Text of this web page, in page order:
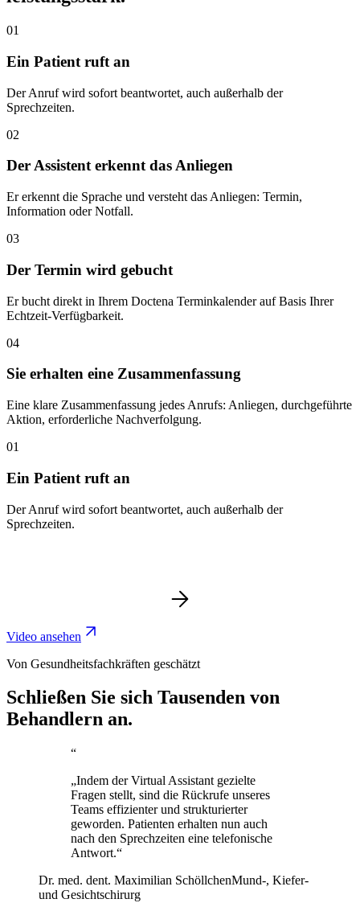
01
Ein Patient ruft an
Der Anruf wird sofort beantwortet, auch außerhalb der
Sprechzeiten.
02
Der Assistent erkennt das Anliegen
Er erkennt die Sprache und versteht das Anliegen: Termin,
Information oder Notfall.
03
Der Termin wird gebucht
Er bucht direkt in Ihrem Doctena Terminkalender auf Basis Ihrer
Echtzeit-Verfügbarkeit.
04
Sie erhalten eine Zusammenfassung
Eine klare Zusammenfassung jedes Anrufs: Anliegen, durchgeführte
Aktion, erforderliche Nachverfolgung.
01
Ein Patient ruft an
Der Anruf wird sofort beantwortet, auch außerhalb der
Sprechzeiten.
Video ansehen
Von Gesundheitsfachkräften geschätzt
Schließen Sie sich Tausenden von
Behandlern an.
“
„Indem der Virtual Assistant gezielte
Fragen stellt, sind die Rückrufe unseres
Teams effizienter und strukturierter
geworden. Patienten erhalten nun auch
nach den Sprechzeiten eine telefonische
Antwort.“
Dr. med. dent. Maximilian SchöllchenMund-, Kiefer-
und Gesichtschirurg